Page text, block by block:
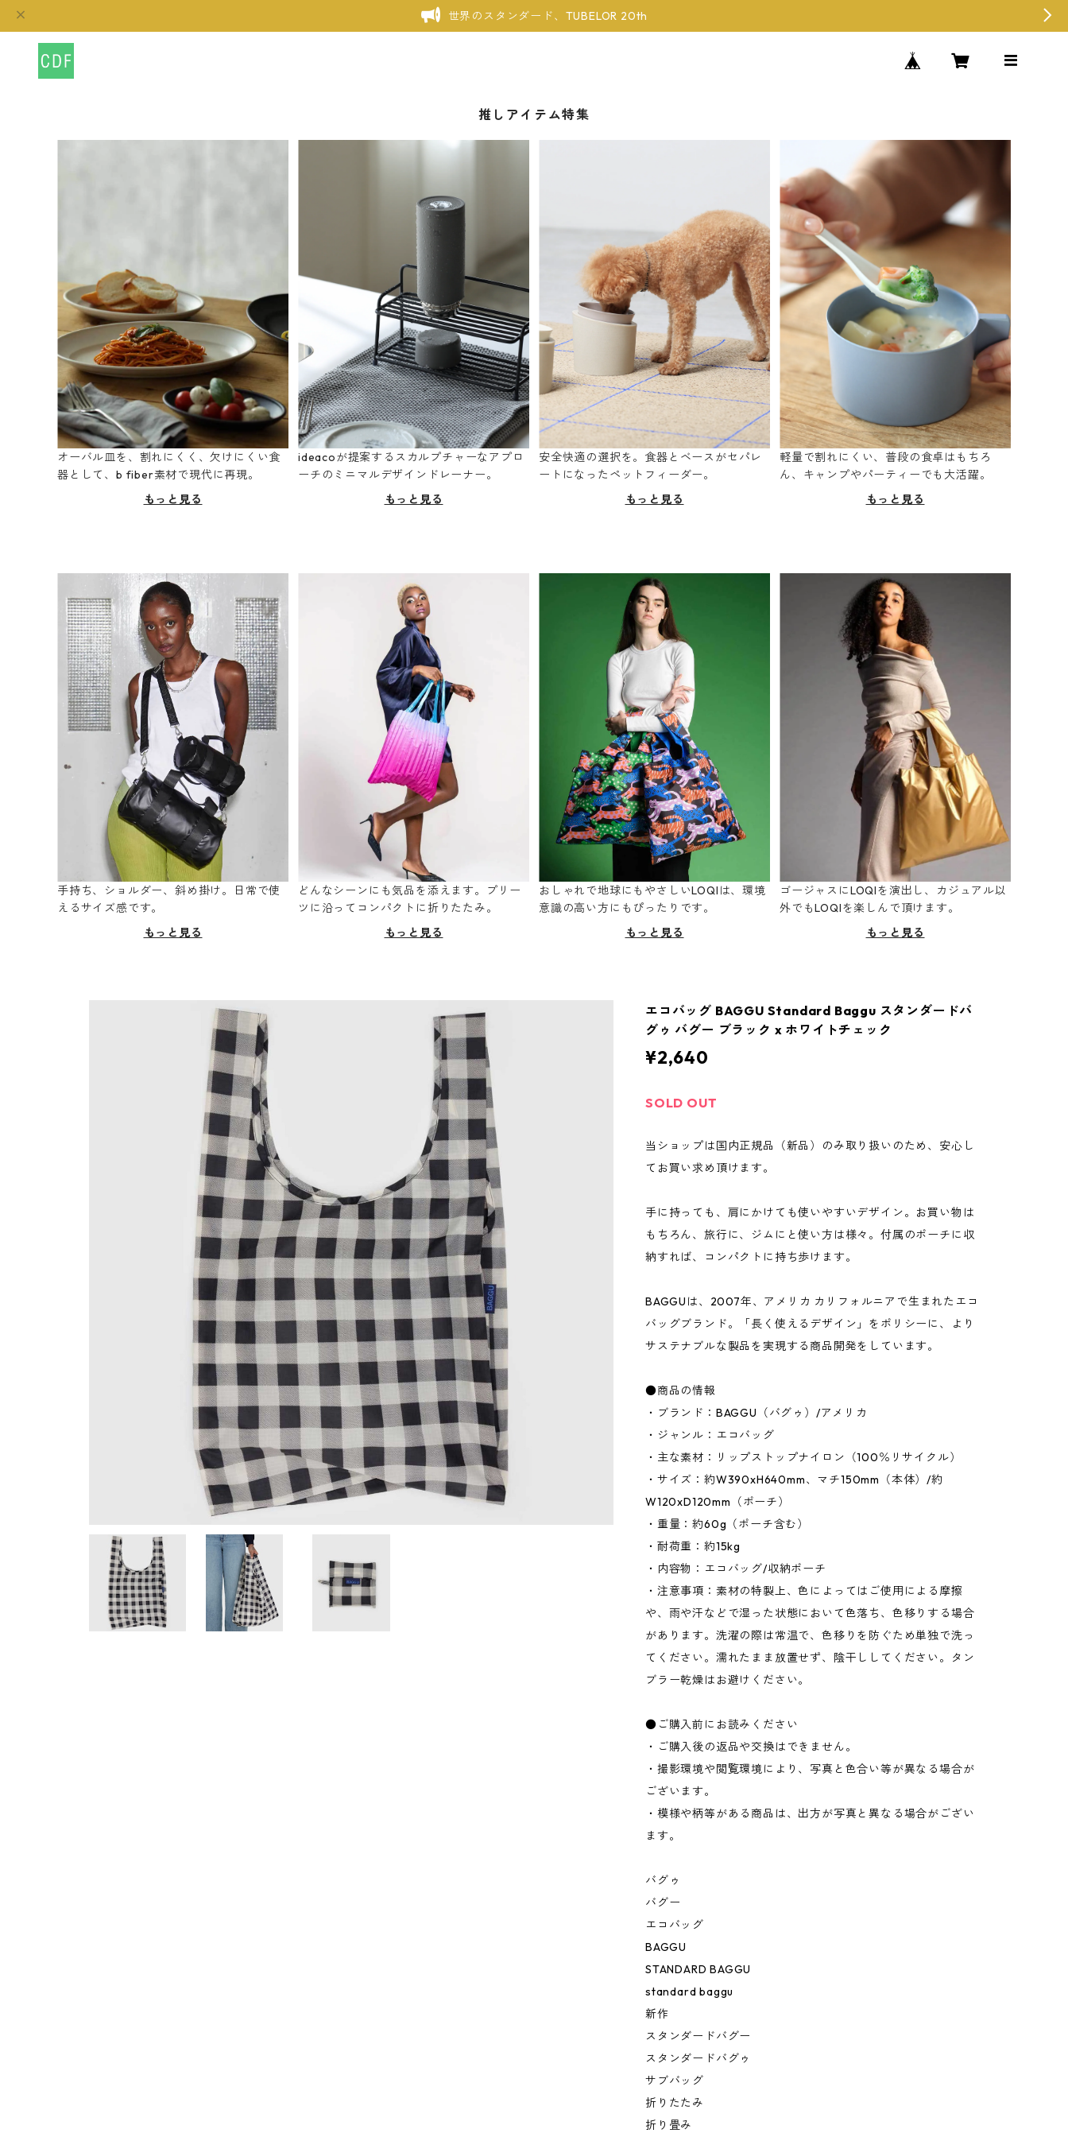
世界のスタンダード、TUBELOR 20th
推しアイテム特集
オーバル皿を、割れにくく、欠けにくい食
器として、b fiber素材で現代に再現。
もっと見る
ideacoが提案するスカルプチャーなアプロ
ーチのミニマルデザインドレーナー。
もっと見る
安全快適の選択を。食器とベースがセパレ
ートになったペットフィーダー。
もっと見る
軽量で割れにくい、普段の食卓はもちろ
ん、キャンプやパーティーでも大活躍。
もっと見る
手持ち、ショルダー、斜め掛け。日常で使
えるサイズ感です。
もっと見る
どんなシーンにも気品を添えます。プリー
ツに沿ってコンパクトに折りたたみ。
もっと見る
おしゃれで地球にもやさしいLOQIは、環境
意識の高い方にもぴったりです。
もっと見る
ゴージャスにLOQIを演出し、カジュアル以
外でもLOQIを楽しんで頂けます。
もっと見る
エコバッグ BAGGU Standard Baggu スタンダードバ
グゥ バグー ブラック x ホワイトチェック
¥2,640
SOLD OUT
当ショップは国内正規品（新品）のみ取り扱いのため、安心し
てお買い求め頂けます。
手に持っても、肩にかけても使いやすいデザイン。お買い物は
もちろん、旅行に、ジムにと使い方は様々。付属のポーチに収
納すれば、コンパクトに持ち歩けます。
BAGGUは、2007年、アメリカ カリフォルニアで生まれたエコ
バッグブランド。「長く使えるデザイン」をポリシーに、より
サステナブルな製品を実現する商品開発をしています。
●商品の情報
・ブランド：BAGGU（バグゥ）/アメリカ
・ジャンル：エコバッグ
・主な素材：リップストップナイロン（100％リサイクル）
・サイズ：約W390xH640mm、マチ150mm（本体）/約
W120xD120mm（ポーチ）
・重量：約60g（ポーチ含む）
・耐荷重：約15kg
・内容物：エコバッグ/収納ポーチ
・注意事項：素材の特製上、色によってはご使用による摩擦
や、雨や汗などで湿った状態において色落ち、色移りする場合
があります。洗濯の際は常温で、色移りを防ぐため単独で洗っ
てください。濡れたまま放置せず、陰干ししてください。タン
ブラー乾燥はお避けください。
●ご購入前にお読みください
・ご購入後の返品や交換はできません。
・撮影環境や閲覧環境により、写真と色合い等が異なる場合が
ございます。
・模様や柄等がある商品は、出方が写真と異なる場合がござい
ます。
バグゥ
バグー
エコバッグ
BAGGU
STANDARD BAGGU
standard baggu
新作
スタンダードバグー
スタンダードバグゥ
サブバッグ
折りたたみ
折り畳み